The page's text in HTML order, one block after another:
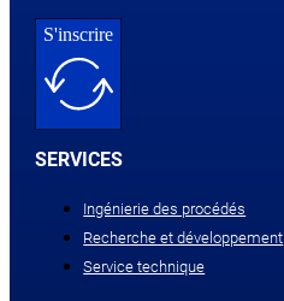
S'inscrire
SERVICES
Ingénierie des procédés
Recherche et développement
Service technique